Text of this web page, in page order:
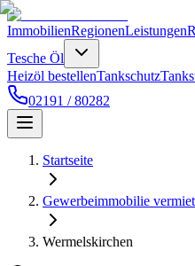
ImmobilienRegionenLeistungen
Tesche Öl
Heizöl bestellenTankschutz
02191 / 80282
Startseite
Gewerbeimmobilie
Wermelskirchen